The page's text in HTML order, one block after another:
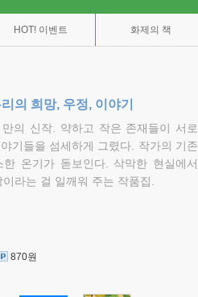
HOT! 이벤트 화제의 책
의 희망, 우정, 이야기
의 신작. 약하고 작은 존재들이 서로
기들을 섬세하게 그렸다. 작가의 기존
한 온기가 돋보인다. 삭막한 현실에서
라는 걸 일깨워 주는 작품집.
870원